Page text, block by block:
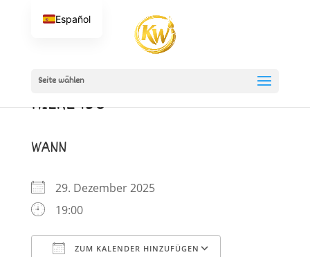
Seite wählen
RILKE 150
WANN
29. Dezember 2025
19:00
ZUM KALENDER HINZUFÜGEN
Español